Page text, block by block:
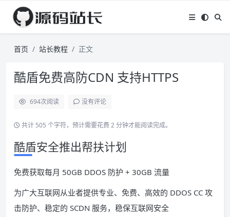
首页 站长教程 正文
酷盾免费高防CDN 支持HTTPS
694次阅读 没有评论
共计 505 个字符，预计需要花费 2 分钟才能阅读完成。
酷盾安全推出帮扶计划
免费获取每月 50GB DDOS 防护 + 30GB 流量
为广大互联网从业者提供专业、免费、高效的 DDOS CC 攻
击防护、稳定的 SCDN 服务，稳保互联网安全